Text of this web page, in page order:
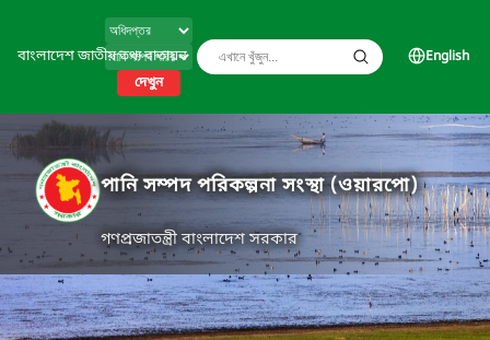
বাংলাদেশ জাতীয় তথ্য বাতায়ন
দেখুন
English
পানি সম্পদ পরিকল্পনা সংস্থা (ওয়ারপো)
গণপ্রজাতন্ত্রী বাংলাদেশ সরকার